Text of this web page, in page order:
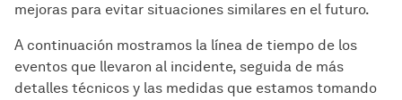
mejoras para evitar situaciones similares en el futuro.
A continuación mostramos la línea de tiempo de los
eventos que llevaron al incidente, seguida de más
detalles técnicos y las medidas que estamos tomando